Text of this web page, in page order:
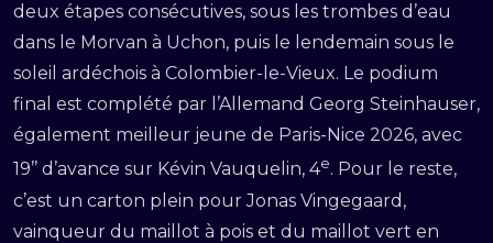
deux étapes consécutives, sous les trombes d’eau
dans le Morvan à Uchon, puis le lendemain sous le
soleil ardéchois à Colombier-le-Vieux. Le podium
final est complété par l’Allemand Georg Steinhauser,
également meilleur jeune de Paris-Nice 2026, avec
19’’ d’avance sur Kévin Vauquelin, 4e. Pour le reste,
c’est un carton plein pour Jonas Vingegaard,
vainqueur du maillot à pois et du maillot vert en